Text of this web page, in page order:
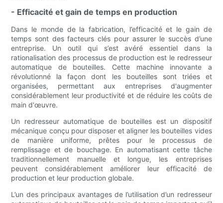
- Efficacité et gain de temps en production
Dans le monde de la fabrication, l’efficacité et le gain de
temps sont des facteurs clés pour assurer le succès d’une
entreprise. Un outil qui s’est avéré essentiel dans la
rationalisation des processus de production est le redresseur
automatique de bouteilles. Cette machine innovante a
révolutionné la façon dont les bouteilles sont triées et
organisées, permettant aux entreprises d'augmenter
considérablement leur productivité et de réduire les coûts de
main d'œuvre.
Un redresseur automatique de bouteilles est un dispositif
mécanique conçu pour disposer et aligner les bouteilles vides
de manière uniforme, prêtes pour le processus de
remplissage et de bouchage. En automatisant cette tâche
traditionnellement manuelle et longue, les entreprises
peuvent considérablement améliorer leur efficacité de
production et leur production globale.
L’un des principaux avantages de l’utilisation d’un redresseur